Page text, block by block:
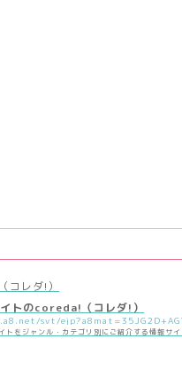
コレダ!）
トのcoreda!（コレダ!）
トをジャンル・カテゴリ別にご紹介する情報サ